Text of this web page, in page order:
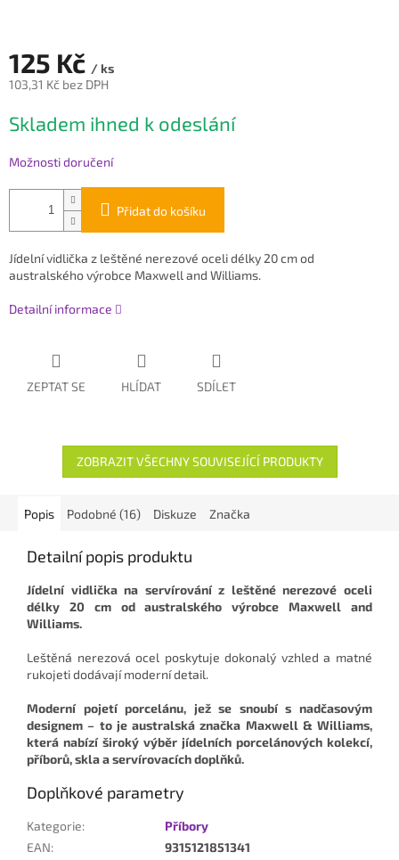
125 Kč / ks
103,31 Kč bez DPH
cena:
Skladem ihned k odeslání
Možnosti doručení
Přidat do košíku
Jídelní vidlička z leštěné nerezové oceli délky 20 cm od
australského výrobce Maxwell and Williams.
Detailní informace
ZEPTAT SE HLÍDAT SDÍLET
ZOBRAZIT VŠECHNY SOUVISEJÍCÍ PRODUKTY
Popis Podobné (16) Diskuze Značka
Detailní popis produktu
Jídelní vidlička na servírování z leštěné nerezové oceli
délky 20 cm od australského výrobce Maxwell and
Williams.
Leštěná nerezová ocel poskytuje dokonalý vzhled a matné
rukojeti dodávají moderní detail.
Moderní pojetí porcelánu, jež se snoubí s nadčasovým
designem – to je australská značka Maxwell & Williams,
která nabízí široký výběr jídelních porcelánových kolekcí,
příborů, skla a servírovacích doplňků.
Doplňkové parametry
Kategorie:
Příbory
EAN:
9315121851341